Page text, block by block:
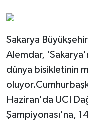
Sakarya
Alemdar,
dünya bisikletinin
Haziran'da UCI
Şampiyonası'na,